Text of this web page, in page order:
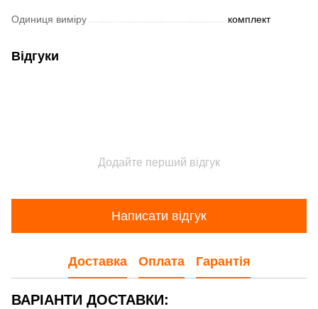
Одиниця виміру комплект
Відгуки
Додайте перший відгук
Написати відгук
Доставка Оплата Гарантія
ВАРІАНТИ ДОСТАВКИ: